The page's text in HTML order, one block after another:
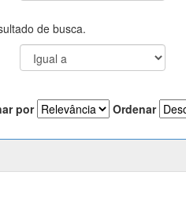
de busca.
por Ordenar